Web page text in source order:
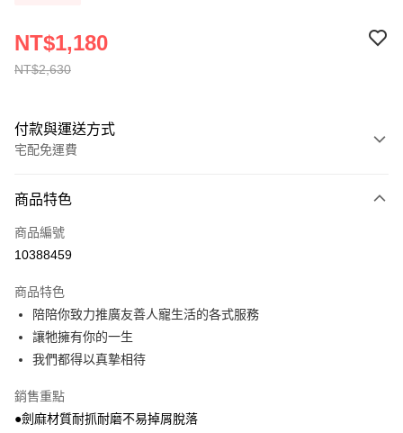
NT$2,630
NT$1,180
付款與運送方式
宅配免運費
全家線上支付
運送方式
本島宅配-活動商品
免運費
離島宅配-常溫商品
免運費
商品特色
商品編號
10388459
商品特色
陪陪你致力推廣友善人寵生活的各式服務
讓牠擁有你的一生
我們都得以真摯相待
銷售重點
●劍麻材質耐抓耐磨不易掉屑脫落